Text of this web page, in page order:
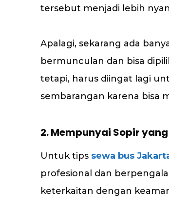
tersebut menjadi lebih
Apalagi, sekarang ada
bermunculan dan bisa
tetapi, harus diingat lagi
sembarangan karena bisa
2. Mempunyai Sopir
Untuk tips sewa bus
profesional dan
keterkaitan dengan